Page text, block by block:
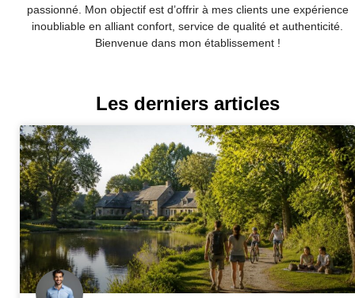
passionné. Mon objectif est d’offrir à mes clients une expérience
inoubliable en alliant confort, service de qualité et authenticité.
Bienvenue dans mon établissement !
Les derniers articles